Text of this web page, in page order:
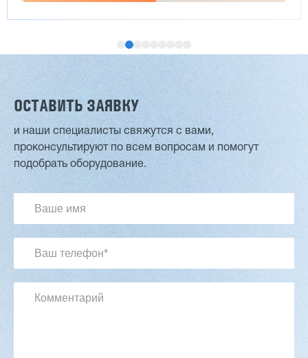
Двухсторонний шипорез MX6015
2 854 839 ₽
Артикул: 2497
Станок проходного типа
ОСТАВИТЬ ЗАЯВКУ
и наши специалисты свяжутся с вами,
проконсультируют по всем вопросам и помогут
подобрать оборудование.